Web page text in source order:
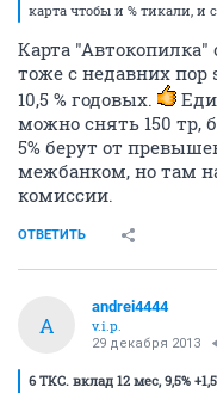
карта чтобы и % тикали,
Карта
тоже с недавних пор
10,5 % годовых.
можно снять 150 тр,
5% берут от
межбанком, но там
комиссии.
ОТВЕТИТЬ
A
andrei4444
v.i.p.
29 декабря 2013
6 ТКС. вклад 12 мес, 9,5%